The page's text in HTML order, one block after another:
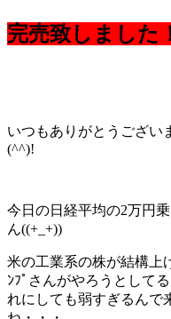
完売致しました
いつもありがとうござい
(^^)!
今日の日経平均の2万円
ん((+_+))
米の工業系の株が結構上
ﾝﾌﾟさんがやろうとして
れにしても弱すぎるんで